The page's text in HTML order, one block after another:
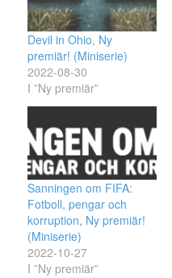
Devil in Ohio, Ny
premiär! (Miniserie)
2022-08-30
I ”Ny premiär”
Sanningen om FIFA:
Fotboll, pengar och
korruption, Ny premiär!
(Miniserie)
2022-10-27
I ”Ny premiär”